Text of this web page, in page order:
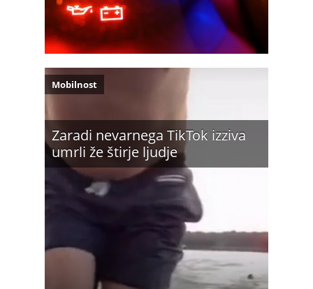
Zaradi nevarnega TikTok izziva
umrli že štirje ljudje
Mobilnost